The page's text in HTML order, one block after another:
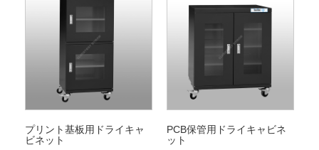
プリント基板用ドライキャ
ビネット
PCB保管用ドライキャビネ
ット